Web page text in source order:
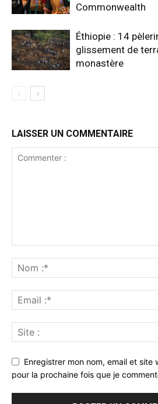
Commonwealth
Éthiopie : 14
glissement de
monastère
LAISSER UN COMMENTAIRE
Enregistrer mon nom, email et
pour la prochaine fois que je